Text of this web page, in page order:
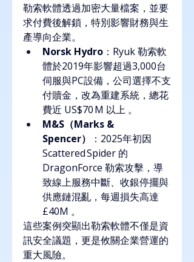
勒索軟體透過加密大量檔案，並要
求付費後解鎖，特別影響財務與生
產導向企業。
Norsk Hydro ：Ryuk 勒索軟
體於2019年影響超過3,000台
伺服與PC設備，公司選擇不支
付贖金，改為重建系統，總花
費近 US$70 M 以上 。
M&S（Marks &
Spencer）
：2025年初因
Scattered Spider 的
DragonForce 勒索攻擊，導
致線上服務中斷、收銀停擺與
供應鏈混亂，每週損失高達
£40M 。
這些案例突顯出勒索軟體不僅是資
訊安全議題，更是攸關企業營運的
重大風險。